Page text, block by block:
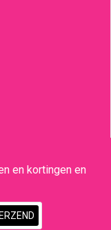
en kortingen en